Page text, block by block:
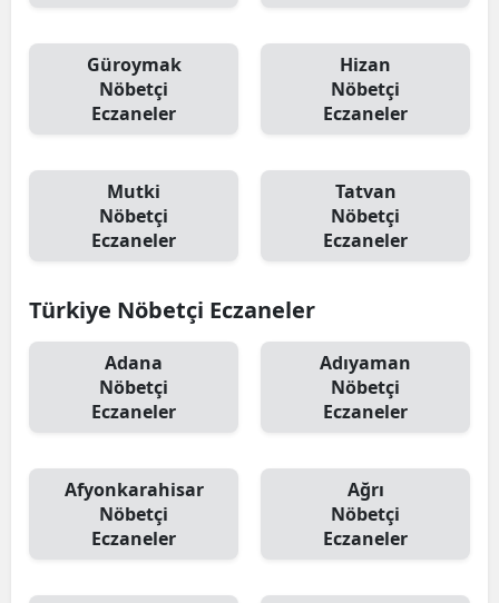
Güroymak
Nöbetçi
Eczaneler
Hizan
Nöbetçi
Eczaneler
Mutki
Nöbetçi
Eczaneler
Tatvan
Nöbetçi
Eczaneler
Türkiye Nöbetçi Eczaneler
Adana
Nöbetçi
Eczaneler
Adıyaman
Nöbetçi
Eczaneler
Afyonkarahisar
Nöbetçi
Eczaneler
Ağrı
Nöbetçi
Eczaneler